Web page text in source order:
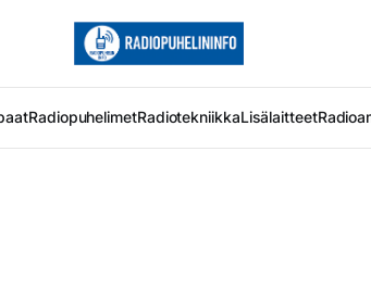
RadiopuhelimetRadiotekniikkaLisälaitteet